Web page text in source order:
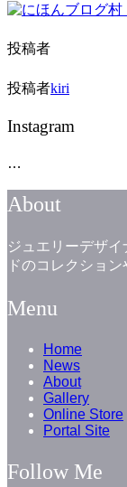
投稿者
投稿者kiri
Instagram
…
About
ジュエリーデザ
ドのコレクショ
Menu
Home
News
About
Gallery
Online Store
Portal Site
Follow Me